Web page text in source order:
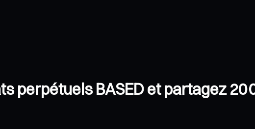
perpétuels BASED et partagez 20